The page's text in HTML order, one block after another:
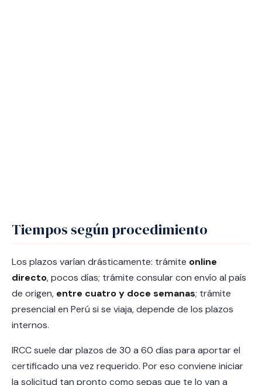
Tiempos según procedimiento
Los plazos varían drásticamente: trámite online
directo, pocos días; trámite consular con envío al país
de origen, entre cuatro y doce semanas; trámite
presencial en Perú si se viaja, depende de los plazos
internos.
IRCC suele dar plazos de 30 a 60 días para aportar el
certificado una vez requerido. Por eso conviene iniciar
la solicitud tan pronto como sepas que te lo van a